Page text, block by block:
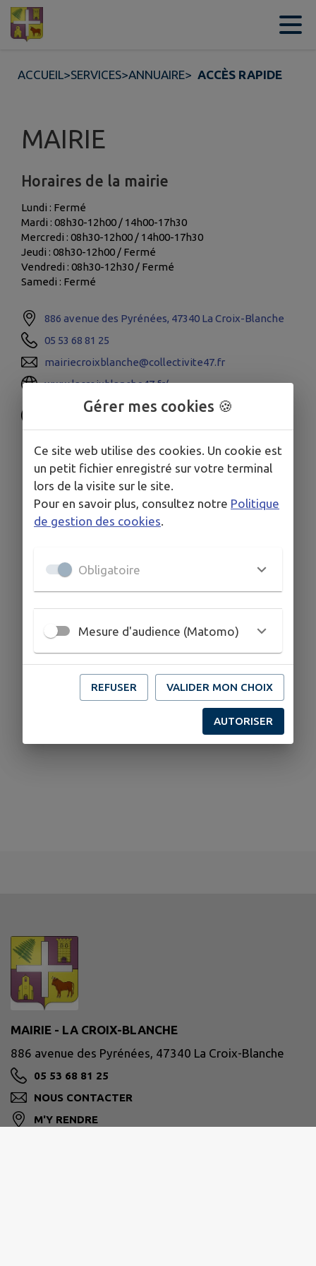
Contenu
ACCUEIL>SERVICES>ANNUAIRE> ACCÈS RAPIDE
MAIRIE
Horaires de la mairie
Lundi : Fermé
Mardi : 08h30-12h00 / 14h00-17h30
Mercredi : 08h30-12h00 / 14h00-17h30
Jeudi : 08h30-12h00 / Fermé
Vendredi : 08h30-12h30 / Fermé
Samedi : Fermé
886 avenue des Pyrénées, 47340 La Croix-Blanche
05 53 68 81 25
mairiecroixblanche@collectivite47.fr
www.lacroixblanche47.fr/
MAIRIE - LA CROIX-BLANCHE
886 avenue des Pyrénées, 47340 La Croix-Blanche
05 53 68 81 25
NOUS CONTACTER
M'Y RENDRE
Gérer mes cookies 🍪
Ce site web utilise des cookies. Un cookie est
un petit fichier enregistré sur votre terminal
lors de la visite sur le site.
Pour en savoir plus, consultez notre Politique
de gestion des cookies.
Obligatoire
Mesure d'audience (Matomo)
REFUSER VALIDER MON CHOIX
AUTORISER